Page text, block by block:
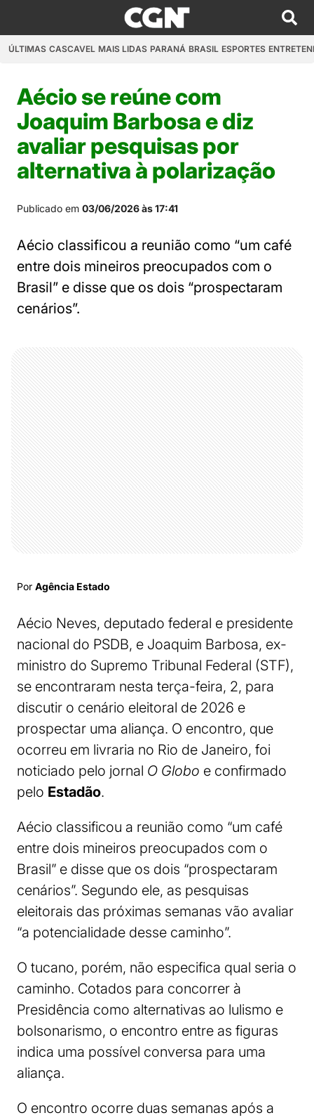
ÚLTIMAS CASCAVEL MAIS LIDAS PARANÁ BRASIL ESPORTES
Aécio se reúne com
Joaquim Barbosa e diz
avaliar pesquisas por
alternativa à polarização
Publicado em 03/06/2026 às 17:41
Aécio classificou a reunião como “um café
entre dois mineiros preocupados com o
Brasil” e disse que os dois “prospectaram
cenários”.
Por Agência Estado
Aécio Neves, deputado federal e presidente
nacional do PSDB, e Joaquim Barbosa, ex-
ministro do Supremo Tribunal Federal (STF),
se encontraram nesta terça-feira, 2, para
discutir o cenário eleitoral de 2026 e
prospectar uma aliança. O encontro, que
ocorreu em livraria no Rio de Janeiro, foi
noticiado pelo jornal O Globo e confirmado
pelo Estadão.
Aécio classificou a reunião como “um café
entre dois mineiros preocupados com o
Brasil” e disse que os dois “prospectaram
cenários”. Segundo ele, as pesquisas
eleitorais das próximas semanas vão avaliar
“a potencialidade desse caminho”.
O tucano, porém, não especifica qual seria o
caminho. Cotados para concorrer à
Presidência como alternativas ao lulismo e
bolsonarismo, o encontro entre as figuras
indica uma possível conversa para uma
aliança.
O encontro ocorre duas semanas após a